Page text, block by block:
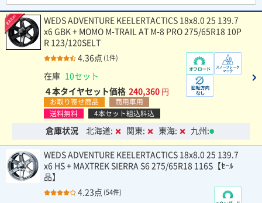
WEDS ADVENTURE KEELERTACTICS 18x8.0 25 139.7
x6 GBK + MOMO M-TRAIL AT M-8 PRO 275/65R18 10P
R 123/120SELT
4.36点 (1件)
在庫 10セット
４本タイヤセット価格 240,360 円
お取り寄せ商品
商用車用
送料無料
4本セット組込料込
倉庫状況 北海道: 関東: 東海: 九州:
WEDS ADVENTURE KEELERTACTICS 18x8.0 25 139.7
x6 HS + MAXTREK SIERRA S6 275/65R18 116S【ｾｰﾙ
品】
4.23点 (54件)